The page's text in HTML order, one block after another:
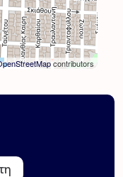
contributors